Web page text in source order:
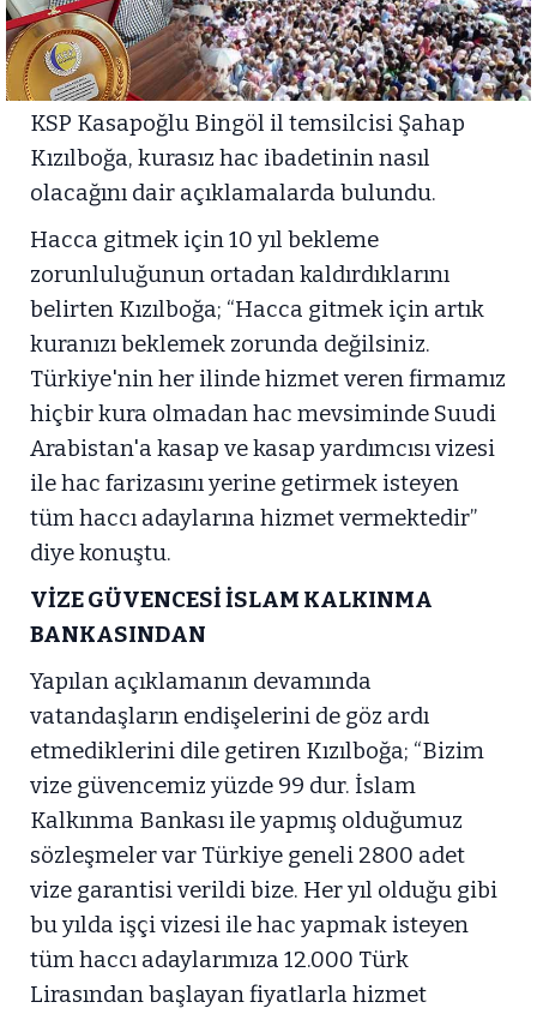
KSP Kasapoğlu Bingöl il temsilcisi Şahap
Kızılboğa, kurasız hac ibadetinin nasıl
olacağını dair açıklamalarda bulundu.
Hacca gitmek için 10 yıl bekleme
zorunluluğunun ortadan kaldırdıklarını
belirten Kızılboğa; “Hacca gitmek için artık
kuranızı beklemek zorunda değilsiniz.
Türkiye'nin her ilinde hizmet veren firmamız
hiçbir kura olmadan hac mevsiminde Suudi
Arabistan'a kasap ve kasap yardımcısı vizesi
ile hac farizasını yerine getirmek isteyen
tüm haccı adaylarına hizmet vermektedir”
diye konuştu.
VİZE GÜVENCESİ İSLAM KALKINMA
BANKASINDAN
Yapılan açıklamanın devamında
vatandaşların endişelerini de göz ardı
etmediklerini dile getiren Kızılboğa; “Bizim
vize güvencemiz yüzde 99 dur. İslam
Kalkınma Bankası ile yapmış olduğumuz
sözleşmeler var Türkiye geneli 2800 adet
vize garantisi verildi bize. Her yıl olduğu gibi
bu yılda işçi vizesi ile hac yapmak isteyen
tüm haccı adaylarımıza 12.000 Türk
Lirasından başlayan fiyatlarla hizmet